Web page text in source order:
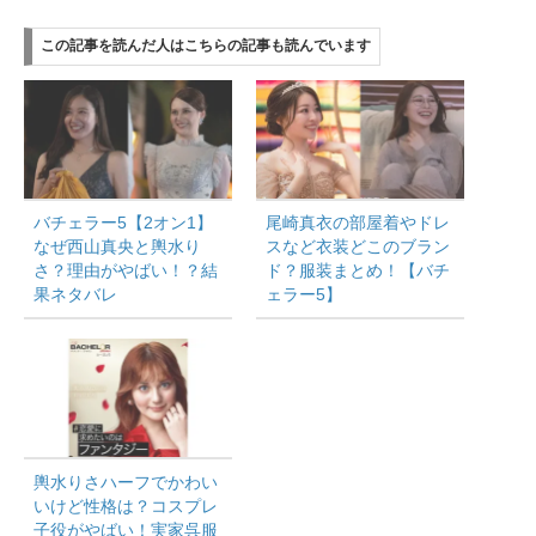
目次
輿水りささん（バチェラー5）エピソード1水色のドレ
スどこの？
輿水りささんのインスタがやばい！
まとめ
この記事を読んだ人はこちらの記事も読んでいま
す
輿水りささん（バチェラー5）エピソード
1水色のドレスどこの？
輿水りささんが
一番初めのカクテルパーティで着ていた
この記事を読んだ人はこちらの記事も読んでいます
バチェラー5【2オン1】
なぜ西山真央と輿水り
さ？理由がやばい！？結
果ネタバレ
尾崎真衣の部屋着やドレ
スなど衣装どこのブラン
ド？服装まとめ！【バチ
ェラー5】
輿水りさハーフでかわい
いけど性格は？コスプレ
子役がやばい！実家呉服